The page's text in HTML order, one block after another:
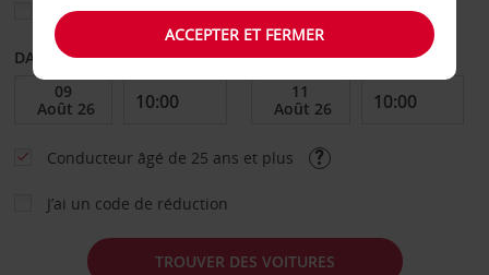
Sélectionnez une autre agence de retour
DATE DE DÉBUT DATE DE FIN
Conducteur âgé de 25 ans et plus
J’ai un code de réduction
TROUVER DES VOITURES
ACCEPTER ET FERMER